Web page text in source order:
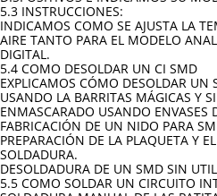
5.3 INSTRUCCIONES:
INDICAMOS COMO SE AJUSTA LA
AIRE TANTO PARA EL MODELO
DIGITAL.
5.4 COMO DESOLDAR UN CI SMD
EXPLICAMOS CÓMO DESOLDAR UN
USANDO LA BARRITAS MÁGICAS Y
ENMASCARADO USANDO ENVASES
FABRICACIÓN DE UN NIDO PARA
PREPARACIÓN DE LA PLAQUETA Y
SOLDADURA.
DESOLDADURA DE UN SMD SIN
5.5 COMO SOLDAR UN